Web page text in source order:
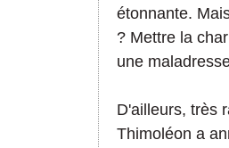
étonnante.
? Mettre la
une
D'ailleurs, très
Thimoléon a